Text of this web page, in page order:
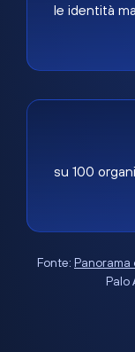
le identità
su 100
Fonte:
Palo